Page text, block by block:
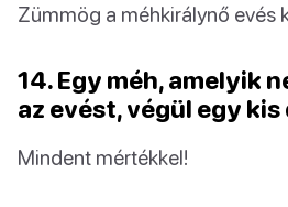
Zümmög a méhkirálynő evés
14. Egy méh, amelyik
az evést, végül egy
Mindent mértékkel!